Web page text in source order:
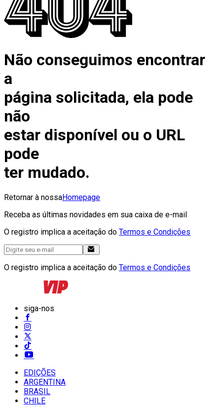
Não conseguimos encontrar
a
página solicitada, ela pode
não
estar disponível ou o URL
pode
ter mudado.
Retornar à nossaHomepage
Receba as últimas novidades em sua caixa de e-mail
O registro implica a aceitação do Termos e Condições
O registro implica a aceitação do Termos e Condições
siga-nos
EDIÇÕES
ARGENTINA
BRASIL
CHILE